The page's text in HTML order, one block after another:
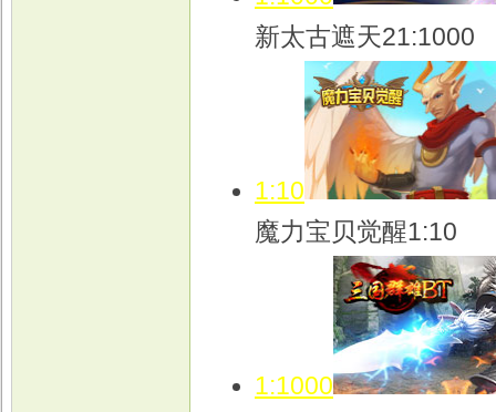
新太古遮天21:1000
1:10
魔力宝贝觉醒1:10
1:1000